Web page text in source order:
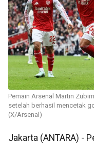
Pemain Arsenal Martin
setelah berhasil mencetak
(X/Arsenal)
Jakarta (ANTARA) -